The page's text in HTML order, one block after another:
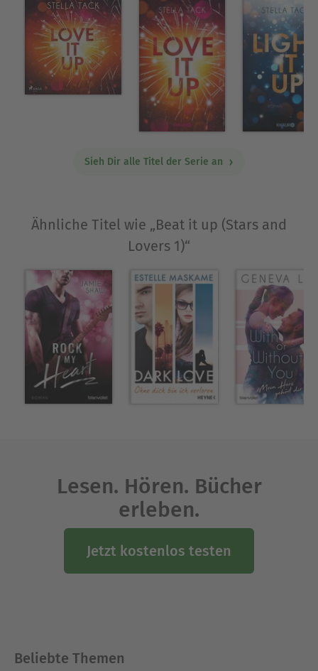
Sieh Dir alle Titel der Serie an
Ähnliche Titel wie „Beat it up (Stars and
Lovers 1)“
Lesen. Hören. Bücher
erleben.
Jetzt kostenlos testen
Beliebte Themen